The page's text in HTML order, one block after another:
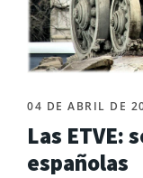
04 DE ABRIL DE
Las ETVE:
españolas